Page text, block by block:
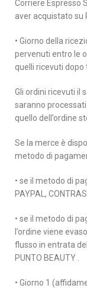
Corriere Espresso
aver acquistato su
• Giorno della
pervenuti entro le
quelli ricevuti dopo
Gli ordini ricevuti il
saranno
quello dell’ordine
Se la merce è
metodo di
• se il metodo di
PAYPAL,
• se il metodo di
l’ordine viene
flusso in entrata
PUNTO BEAUTY .
• Giorno 1